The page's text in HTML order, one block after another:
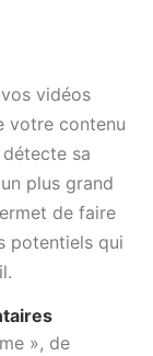
vidéos
votre contenu
détecte sa
plus grand
de faire
potentiels qui
», de